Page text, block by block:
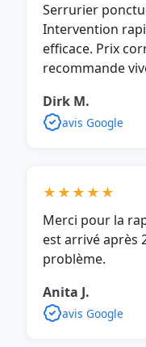
Serrurier
Intervention
efficace. Prix
recommande
Dirk M.
avis Google
★★★★★
Merci pour la
est arrivé après
problème.
Anita J.
avis Google